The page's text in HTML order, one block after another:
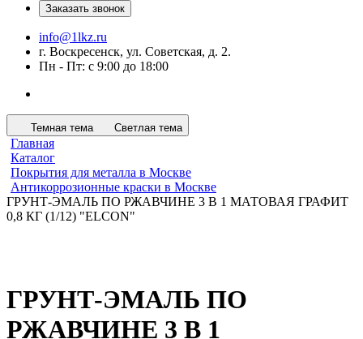
Заказать звонок
info@1lkz.ru
г. Воскресенск, ул. Советская, д. 2.
Пн - Пт: с 9:00 до 18:00
Темная тема Светлая тема
Главная
Каталог
Покрытия для металла в Москве
Антикоррозионные краски в Москве
ГРУНТ-ЭМАЛЬ ПО РЖАВЧИНЕ 3 В 1 МАТОВАЯ ГРАФИТ
0,8 КГ (1/12) "ELCON"
ГРУНТ-ЭМАЛЬ ПО
РЖАВЧИНЕ 3 В 1